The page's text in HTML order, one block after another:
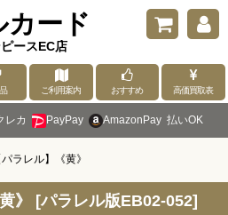
カード
ースEC店
ご利用案内 おすすめ 高価買取表
レカ PayPay AmazonPay 払いOK
ラレル】《黄》
》 [パラレル版EB02-052]